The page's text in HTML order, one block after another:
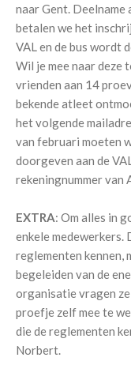
naar Gent. Deelname
betalen we het
VAL en de bus wordt
Wil je mee naar deze
vrienden aan 14
bekende atleet
het volgende
van februari moeten
doorgeven aan de
rekeningnummer van
EXTRA: Om alles in
enkele medewerkers.
reglementen kennen,
begeleiden van de
organisatie vragen ze
proefje zelf mee te
die de reglementen
Norbert.